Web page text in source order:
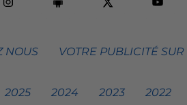
NOUS VOTRE PUBLICITÉ
2025 2024 2023 2022